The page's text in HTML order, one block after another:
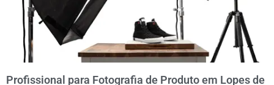
Profissional para Fotografia de Produto em Lopes de